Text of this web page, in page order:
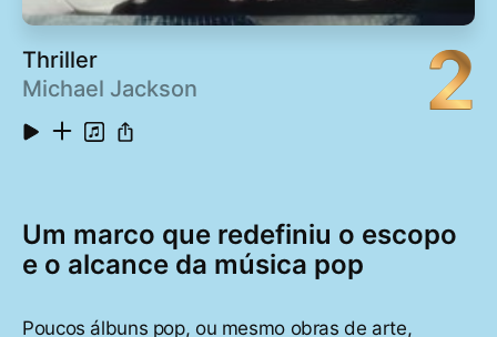
Thriller
Michael Jackson
2
Um marco que redefiniu o escopo
e o alcance da música pop
Poucos álbuns pop, ou mesmo obras de arte,